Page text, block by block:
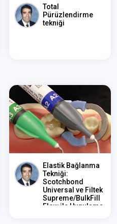
Total
Pürüzlendirme
tekniği
Elastik Bağlanma
Tekniği:
Scotchbond
Universal ve Filtek
Supreme/BulkFill
Flow ile Uygulama